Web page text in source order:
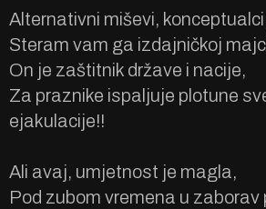
Alternativni miševi,
Steram vam ga izdajničkoj
On je zaštitnik države i nacije,
Za praznike ispaljuje plotune
ejakulacije!!
Ali avaj, umjetnost je magla,
Pod zubom vremena u zaborav